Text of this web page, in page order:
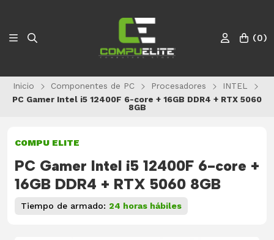
(0)
Inicio Componentes de PC Procesadores
INTEL
PC Gamer Intel i5 12400F 6-core + 16GB DDR4 + RTX 5060
8GB
COMPU ELITE
PC Gamer Intel i5 12400F 6-core +
16GB DDR4 + RTX 5060 8GB
Tiempo de armado: 24 horas hábiles